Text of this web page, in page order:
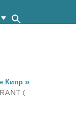
Кипр »
(